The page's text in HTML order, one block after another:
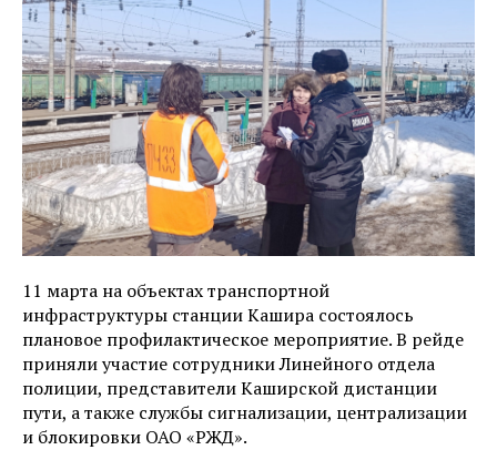
11 марта на объектах транспортной
инфраструктуры станции Кашира состоялось
плановое профилактическое мероприятие. В рейде
приняли участие сотрудники Линейного отдела
полиции, представители Каширской дистанции
пути, а также службы сигнализации, централизации
и блокировки ОАО «РЖД».